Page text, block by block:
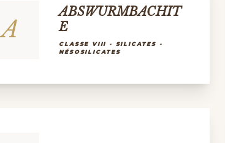
A
ABSWURMBACHIT
E
CLASSE VIII - SILICATES -
NÉSOSILICATES